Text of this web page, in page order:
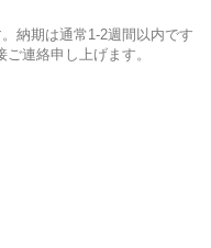
納期は通常1-2週間以内です
連絡申し上げます。